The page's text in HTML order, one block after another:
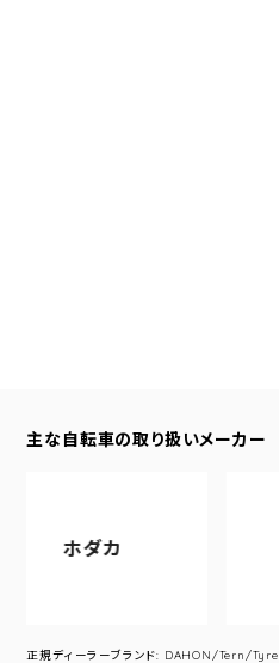
主な自転車の取り扱いメーカー
パナソ
正規ディーラーブランド: DAHON/Tern/